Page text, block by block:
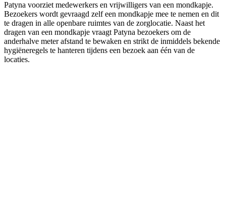
Patyna voorziet medewerkers en vrijwilligers van een mondkapje.
Bezoekers wordt gevraagd zelf een mondkapje mee te nemen en dit
te dragen in alle openbare ruimtes van de zorglocatie. Naast het
dragen van een mondkapje vraagt Patyna bezoekers om de
anderhalve meter afstand te bewaken en strikt de inmiddels bekende
hygiëneregels te hanteren tijdens een bezoek aan één van de
locaties.